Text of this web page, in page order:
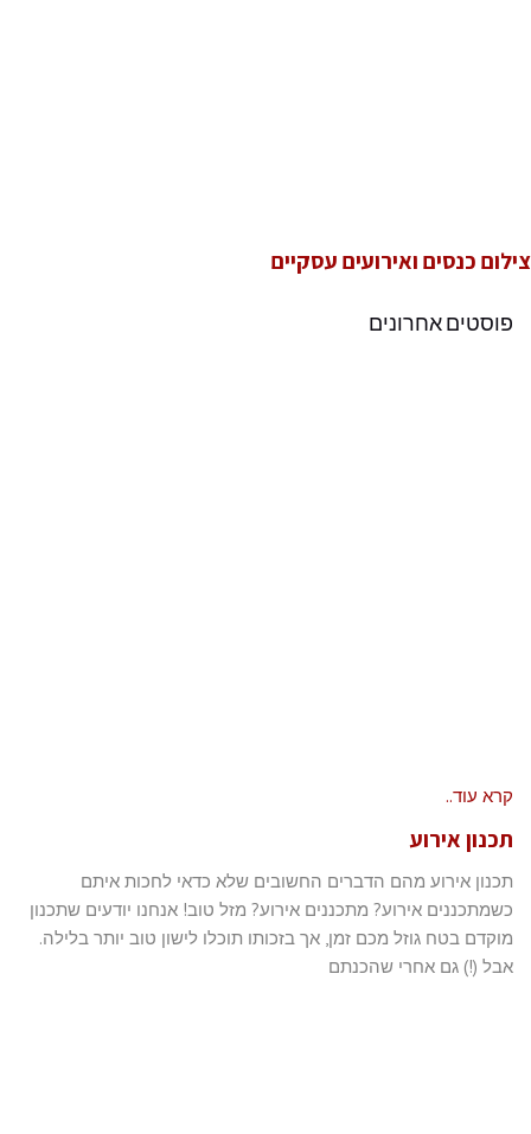
צילום כנסים ואירועים עסקיים
פוסטים אחרונים
קרא עוד..
תכנון אירוע
תכנון אירוע מהם הדברים החשובים שלא כדאי לחכות איתם
כשמתכננים אירוע? מתכננים אירוע? מזל טוב! אנחנו יודעים שתכנון
מוקדם בטח גוזל מכם זמן, אך בזכותו תוכלו לישון טוב יותר בלילה.
אבל (!) גם אחרי שהכנתם